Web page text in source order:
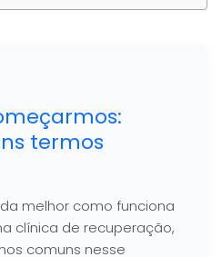
termos
melhor como funciona
clínica de recuperação,
comuns nesse